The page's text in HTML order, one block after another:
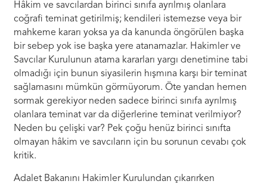
Hâkim ve savcılardan birinci sınıfa ayrılmış olanlara
coğrafi teminat getirilmiş; kendileri istemezse veya bir
mahkeme kararı yoksa ya da kanunda öngörülen başka
bir sebep yok ise başka yere atanamazlar. Hakimler ve
Savcılar Kurulunun atama kararları yargı denetimine tabi
olmadığı için bunun siyasilerin hışmına karşı bir teminat
sağlamasını mümkün görmüyorum. Öte yandan hemen
sormak gerekiyor neden sadece birinci sınıfa ayrılmış
olanlara teminat var da diğerlerine teminat verilmiyor?
Neden bu çelişki var? Pek çoğu henüz birinci sınıfta
olmayan hâkim ve savcıların için bu sorunun cevabı çok
kritik.
Adalet Bakanını Hakimler Kurulundan çıkarırken